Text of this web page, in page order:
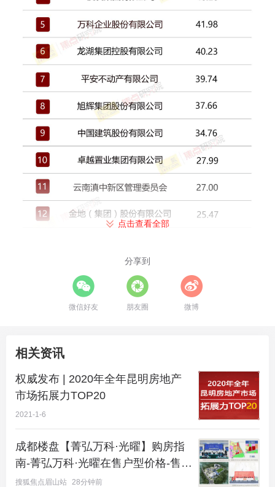
点击查看全部
分享到
微信好友 朋友圈 微博
相关资讯
权威发布 | 2020年全年昆明房地产
市场拓展力TOP20
2021-1-6
成都楼盘【菁弘万科·光曜】购房指
南-菁弘万科·光曜在售户型价格-售楼
咨询电话
搜狐焦点眉山站 28分钟前